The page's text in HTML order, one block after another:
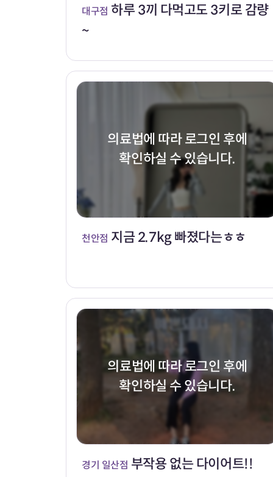
대구점 하루 3끼 다먹고도 3키로 감량
~
의료법에 따라 로그인 후에
확인하실 수 있습니다.
천안점 지금 2.7kg 빠졌다는ㅎㅎ
의료법에 따라 로그인 후에
확인하실 수 있습니다.
경기 일산점 부작용 없는 다이어트!!